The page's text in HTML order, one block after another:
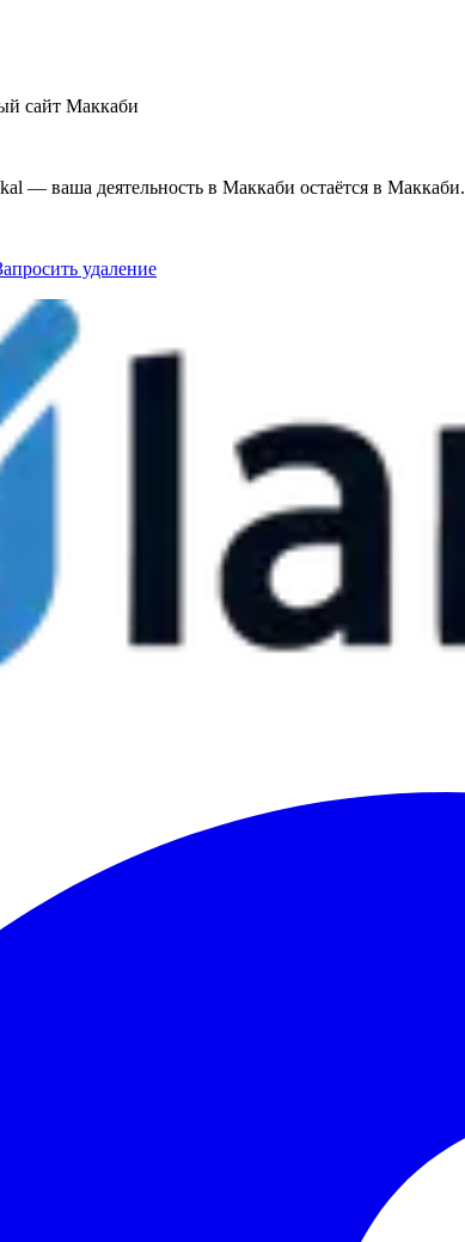
сайт Маккаби
— ваша деятельность в Маккаби остаётся в Маккаби.
удаление